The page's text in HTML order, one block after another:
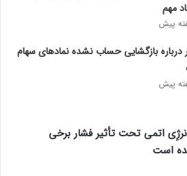
مهم
بازگشایی حساب نشده نمادهای سهام
اتمی تحت تأثیر فشار برخی
است